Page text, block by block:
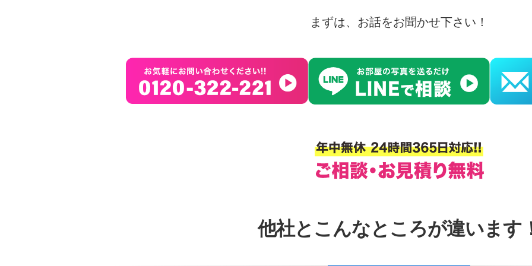
まずは、お話をお聞かせ下さい！
他社とこんなところが違います